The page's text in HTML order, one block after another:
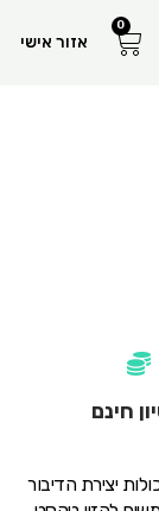
0עגלת
קניות
אזור אישי
חינם
יצירת הדיבור